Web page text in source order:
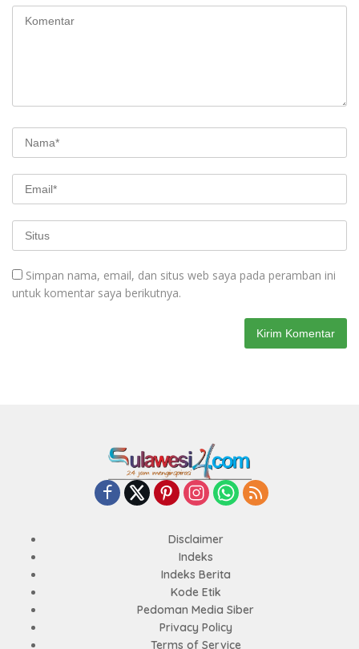
Simpan nama, email, dan situs web saya pada peramban ini
untuk komentar saya berikutnya.
Disclaimer
Indeks
Indeks Berita
Kode Etik
Pedoman Media Siber
Privacy Policy
Terms of Service